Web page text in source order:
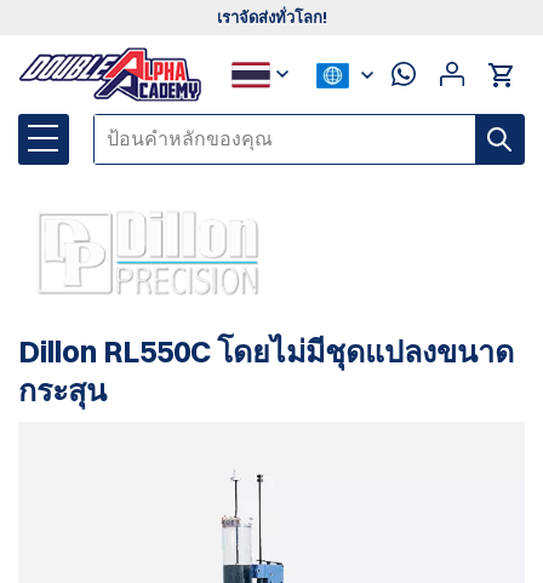
เราจัดส่งทั่วโลก!
Dillon RL550C โดยไม่มีชุดแปลงขนาด
กระสุน